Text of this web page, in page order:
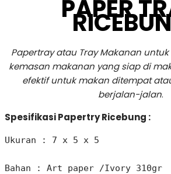
PAPER
Papertray atau Tray Makanan
kemasan makanan yang siap di
efektif untuk makan ditempat
berjalan-jalan.
Spesifikasi Papertry Ricebung :
Ukuran : 7 x 5 x 5
Bahan : Art paper /Ivory 310gr